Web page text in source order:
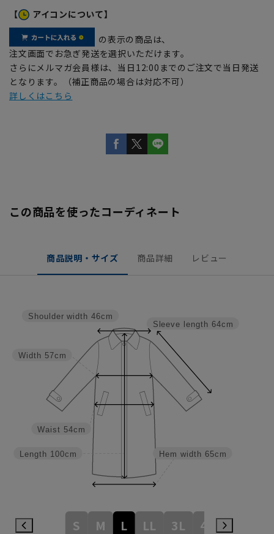
【 アイコンについて】
の表示の商品は、
注文画面でお急ぎ発送を選択いただけます。
さらにメルマガ会員様は、当日12:00までのご注文で当日発送
となります。（補正商品の場合は対応不可）
詳しくはこちら
この商品を使ったコーディネート
商品説明・サイズ 商品詳細 レビュー
Hem width 65cm
Sleeve length 64cm
Length 100cm
Waist 54cm
Width 57cm
Shoulder width 46cm
S M L LL 3L 4L